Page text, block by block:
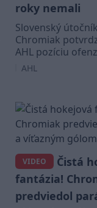
roky nemali
Slovenský
Chromiak
AHL pozíciu
AHL
VIDEO
Čistá
fantázia!
predviedol